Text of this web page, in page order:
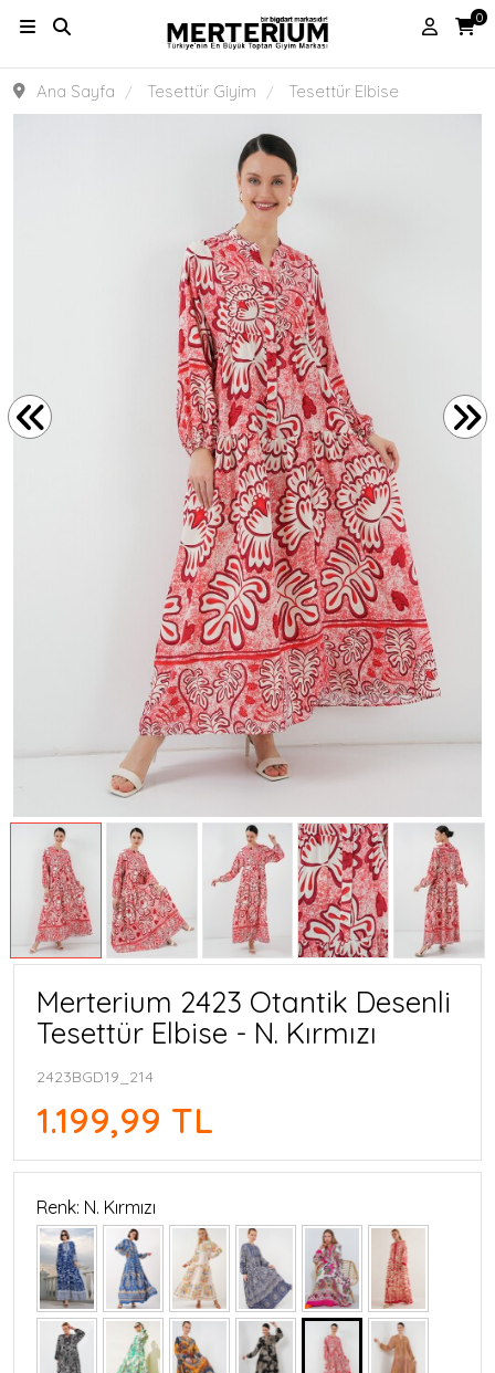
0
Ana Sayfa Tesettür Giyim Tesettür Elbise
Merterium 2423 Otantik Desenli
Tesettür Elbise - N. Kırmızı
2423BGD19_214
1.199,99 TL
Renk: N. Kırmızı